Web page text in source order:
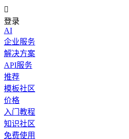

登录
AI
企业服务
解决方案
API服务
推荐
模板社区
价格
入门教程
知识社区
免费使用